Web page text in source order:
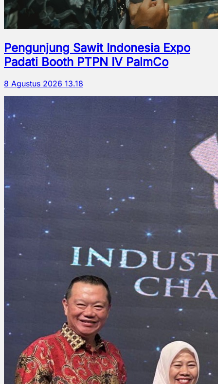
Pengunjung Sawit Indonesia Expo
Padati Booth PTPN IV PalmCo
8 Agustus 2026 13.18